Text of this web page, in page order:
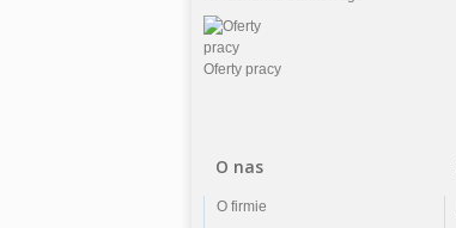
Oferty pracy
O nas
O firmie